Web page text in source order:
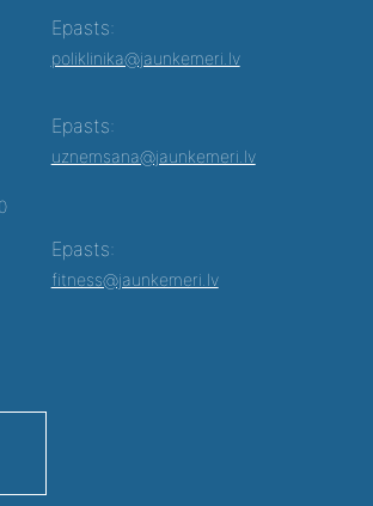
Epasts:
poliklinika@jaunkemeri.lv
Epasts:
uznemsana@jaunkemeri.lv
Epasts:
fitness@jaunkemeri.lv